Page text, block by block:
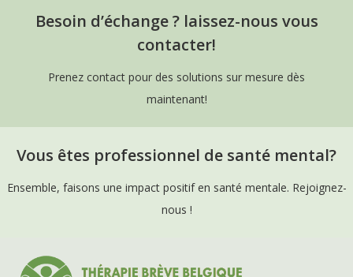
Besoin d’échange ? laissez-nous vous
contacter!
Prenez contact pour des solutions sur mesure dès
maintenant!
Vous êtes professionnel de santé mental?
Ensemble, faisons une impact positif en santé mentale. Rejoignez-
nous !